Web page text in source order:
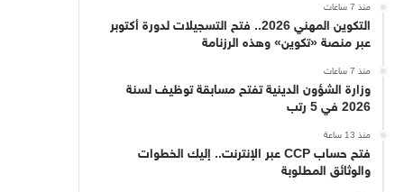
منذ 7 ساعات
التكوين المهني 2026.. فتح التسجيلات لدورة أكتوبر
عبر منصة «تكوين» وهذه الرزنامة
منذ 7 ساعات
وزارة الشؤون الدينية تفتح مسابقة توظيف لسنة
2026 في 5 رتب
منذ 13 ساعة
فتح حساب CCP عبر الإنترنت.. إليك الخطوات
والوثائق المطلوبة